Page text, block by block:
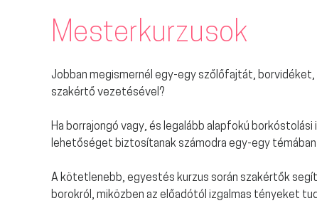
Mesterkurzusok
Jobban megismernél egy-egy szőlőfajtát,
szakértő vezetésével?
Ha borrajongó vagy, és legalább alapfokú
lehetőséget biztosítanak számodra egy-egy témában
A kötetlenebb, egyestés kurzus során szakértők
borokról, miközben az előadótól izgalmas tényeket